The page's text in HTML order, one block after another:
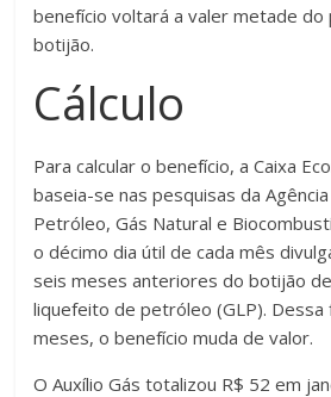
benefício voltará a valer metade do
botijão.
Cálculo
Para calcular o benefício, a Caixa
baseia-se nas pesquisas da
Petróleo, Gás Natural e
o décimo dia útil de cada mês
seis meses anteriores do botijão
liquefeito de petróleo (GLP). Dessa
meses, o benefício muda de valor.
O Auxílio Gás totalizou R$ 52 em